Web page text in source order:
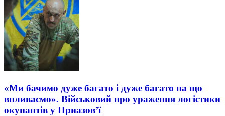
«Ми бачимо дуже багато і дуже багато на що
впливаємо». Військовий про ураження логістики
окупантів у Приазов’ї